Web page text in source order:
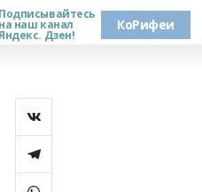
Подписывайтесь
на наш канал
Дзен!
КоРифеи